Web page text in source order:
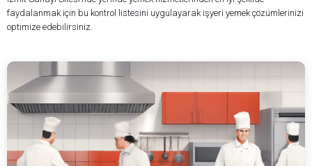
faydalanmak için bu kontrol listesini uygulayarak işyeri yemek çözümlerinizi
optimize edebilirsiniz.